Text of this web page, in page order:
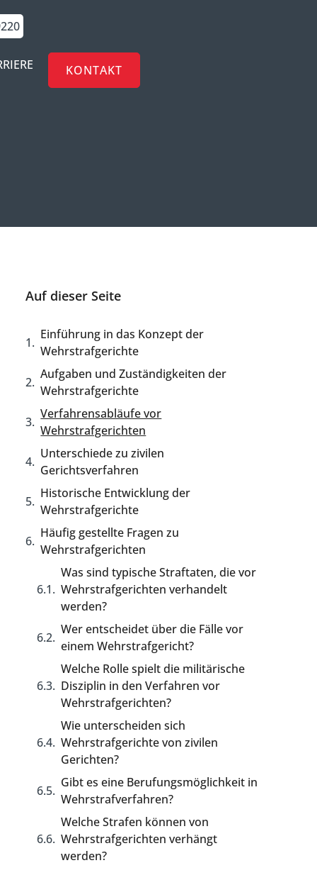
KONTAKT
Auf dieser Seite
Einführung in das Konzept der
Wehrstrafgerichte
Aufgaben und Zuständigkeiten der
Wehrstrafgerichte
Verfahrensabläufe vor
Wehrstrafgerichten
Unterschiede zu zivilen
Gerichtsverfahren
Historische Entwicklung der
Wehrstrafgerichte
Häufig gestellte Fragen zu
Wehrstrafgerichten
Was sind typische Straftaten, die vor
Wehrstrafgerichten verhandelt
werden?
Wer entscheidet über die Fälle vor
einem Wehrstrafgericht?
Welche Rolle spielt die militärische
Disziplin in den Verfahren vor
Wehrstrafgerichten?
Wie unterscheiden sich
Wehrstrafgerichte von zivilen
Gerichten?
Gibt es eine Berufungsmöglichkeit in
Wehrstrafverfahren?
Welche Strafen können von
Wehrstrafgerichten verhängt
werden?